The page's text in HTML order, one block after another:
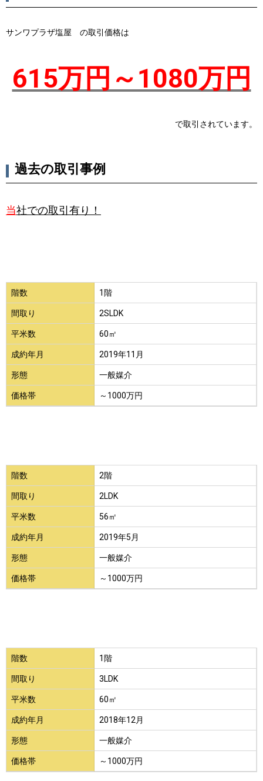
サンワプラザ塩屋 の取引価格は
615万円～1080万円
で取引されています。
過去の取引事例
当社での取引有り！
階数 1階
間取り 2SLDK
平米数 60㎡
成約年月 2019年11月
形態 一般媒介
価格帯 ～1000万円
階数 2階
間取り 2LDK
平米数 56㎡
成約年月 2019年5月
形態 一般媒介
価格帯 ～1000万円
階数 1階
間取り 3LDK
平米数 60㎡
成約年月 2018年12月
形態 一般媒介
価格帯 ～1000万円